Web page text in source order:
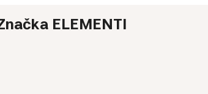
ELEMENTI